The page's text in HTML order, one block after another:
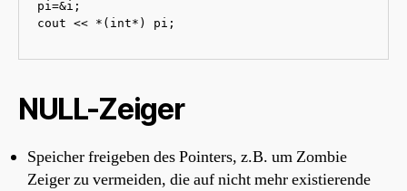
pi=&i;
cout << *(int*) pi;
NULL-Zeiger
Speicher freigeben des Pointers, z.B. um Zombie
Zeiger zu vermeiden, die auf nicht mehr existierende